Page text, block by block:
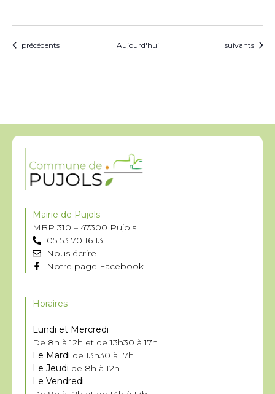
Évènements
précédents Aujourd'hui Évènements
suivants
Mairie de Pujols
MBP 310 – 47300 Pujols
05 53 70 16 13
Nous écrire
Notre page Facebook
Horaires
Lundi et Mercredi
De 8h à 12h et de 13h30 à 17h
Le Mardi de 13h30 à 17h
Le Jeudi de 8h à 12h
Le Vendredi